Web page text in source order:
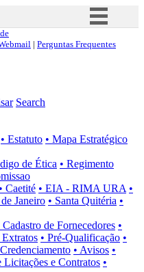
Simplifique!
Acesso à informação
Canais
| Perguntas Frequentes
Search
• Estatuto • Mapa Estratégico
de Ética • Regimento
• Caetité • EIA - RIMA URA •
Janeiro • Santa Quitéria •
Cadastro de Fornecedores •
Extratos • Pré-Qualificação •
• Avisos •
e Contratos •